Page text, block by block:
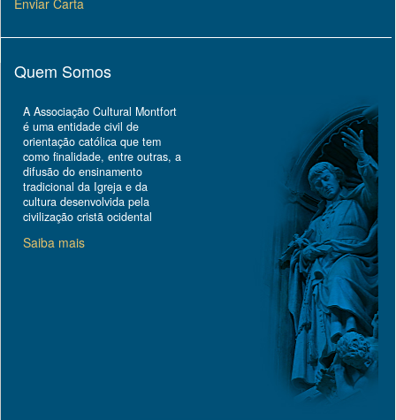
Enviar Carta
Quem Somos
A Associação Cultural Montfort
é uma entidade civil de
orientação católica que tem
como finalidade, entre outras, a
difusão do ensinamento
tradicional da Igreja e da
cultura desenvolvida pela
civilização cristã ocidental
Saiba mais